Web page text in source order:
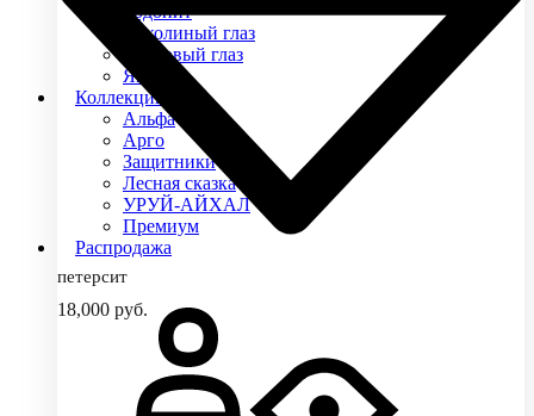
Родонит
Соколиный глаз
Тигровый глаз
Яшма
Коллекции
Альфа
Арго
Защитники
Лесная сказка
УРУЙ-АЙХАЛ
Премиум
Распродажа
петерсит
18,000 руб.